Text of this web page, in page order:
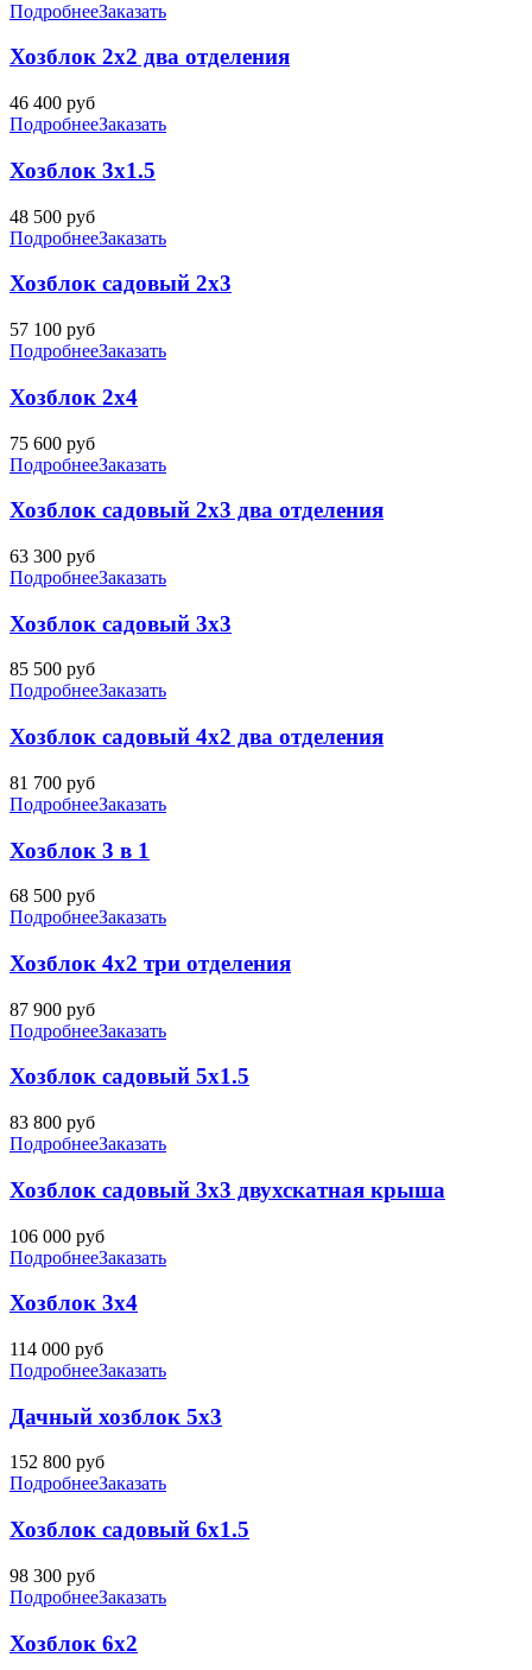
ПодробнееЗаказать
Хозблок 2х2 два отделения
46 400 руб
ПодробнееЗаказать
Хозблок 3х1.5
48 500 руб
ПодробнееЗаказать
Хозблок садовый 2х3
57 100 руб
ПодробнееЗаказать
Хозблок 2х4
75 600 руб
ПодробнееЗаказать
Хозблок садовый 2х3 два отделения
63 300 руб
ПодробнееЗаказать
Хозблок садовый 3х3
85 500 руб
ПодробнееЗаказать
Хозблок садовый 4х2 два отделения
81 700 руб
ПодробнееЗаказать
Хозблок 3 в 1
68 500 руб
ПодробнееЗаказать
Хозблок 4х2 три отделения
87 900 руб
ПодробнееЗаказать
Хозблок садовый 5х1.5
83 800 руб
ПодробнееЗаказать
Хозблок садовый 3х3 двухскатная крыша
106 000 руб
ПодробнееЗаказать
Хозблок 3х4
114 000 руб
ПодробнееЗаказать
Дачный хозблок 5х3
152 800 руб
ПодробнееЗаказать
Хозблок садовый 6х1.5
98 300 руб
ПодробнееЗаказать
Хозблок 6х2